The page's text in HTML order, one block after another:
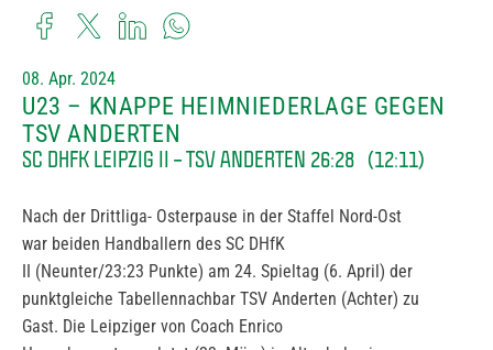
08. Apr. 2024
U23 – KNAPPE HEIMNIEDERLAGE GEGEN
TSV ANDERTEN
SC DHFK LEIPZIG II – TSV ANDERTEN 26:28 (12:11)
Nach der Drittliga- Osterpause in der Staffel Nord-Ost
war beiden Handballern des SC DHfK
II (Neunter/23:23 Punkte) am 24. Spieltag (6. April) der
punktgleiche Tabellennachbar TSV Anderten (Achter) zu
Gast. Die Leipziger von Coach Enrico